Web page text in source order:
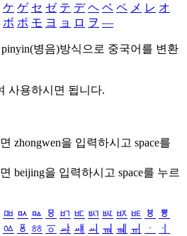
ケ ゲ セ ゼ テ デ ヘ ベ ペ メ レ オ
ボ ポ モ ヨ ョ ロ ヲ ―
병음)방식으로 중국어를 변환
사용하시면 됩니다.
zhongwen을 입력하시고 space를
beijing을 입력하시고 space를 누르
ㅮ ㅯ ㅰ ㅱ ㅲ ㅳ ㅴ ㅵ ㅶ ㅷ ㅸ
ㅹ
ㆃ ㆄ ㆅ ㆆ ㆇ ㆈ ㆉ ㆊ ㆋ ㆌ ㆍ
ㆎ